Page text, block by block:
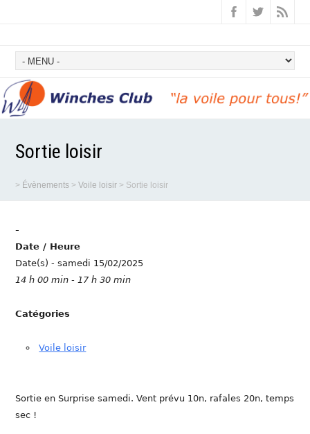
Sortie loisir
> Évènements >Voile loisir > Sortie loisir
-
Date / Heure
Date(s) - samedi 15/02/2025
14 h 00 min - 17 h 30 min
Catégories
Voile loisir
Sortie en Surprise samedi. Vent prévu 10n, rafales 20n, temps
sec !